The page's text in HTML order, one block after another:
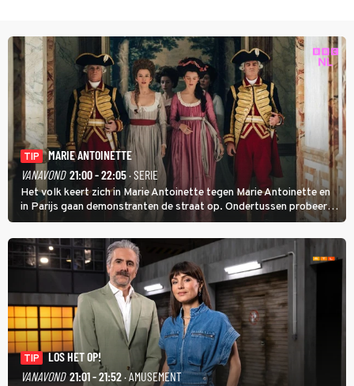
TIP
MARIE ANTOINETTE
VANAVOND 21:00 - 22:05· SERIE
Het volk keert zich in Marie Antoinette tegen Marie Antoinette en
in Parijs gaan demonstranten de straat op. Ondertussen probeert
Marie Antoinette landgoed Saint-Cloud te kopen. Ze wil daar haar
kinderen veilig laten opgroeien.
TIP
LOS HET OP!
VANAVOND 21:01 - 21:52· AMUSEMENT